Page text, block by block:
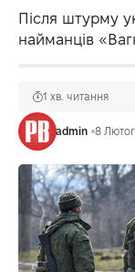
Після штурму
найманців
admin 8
1 хв. читання